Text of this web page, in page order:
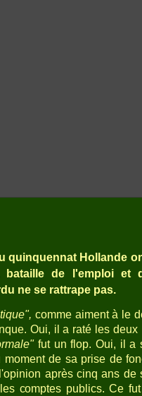
quinquennat Hollande
bataille de l'emploi et
ne se rattrape pas.
comme aiment à le
Oui, il a raté les
fut un flop. Oui, il a
de sa prise de
après cinq ans de
comptes publics. Ce